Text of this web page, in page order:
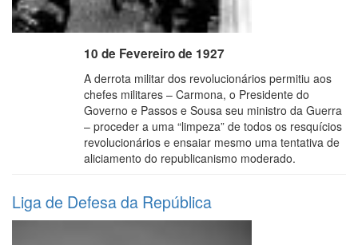
10 de Fevereiro de 1927
A derrota militar dos revolucionários permitiu aos
chefes militares – Carmona, o Presidente do
Governo e Passos e Sousa seu ministro da Guerra
– proceder a uma “limpeza” de todos os resquícios
revolucionários e ensaiar mesmo uma tentativa de
aliciamento do republicanismo moderado.
Liga de Defesa da República